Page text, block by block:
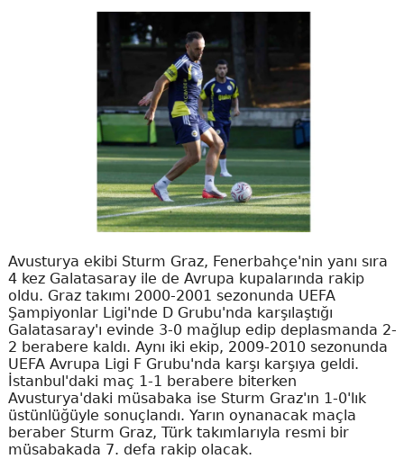
Avusturya ekibi Sturm Graz, Fenerbahçe'nin yanı sıra
4 kez Galatasaray ile de Avrupa kupalarında rakip
oldu. Graz takımı 2000-2001 sezonunda UEFA
Şampiyonlar Ligi'nde D Grubu'nda karşılaştığı
Galatasaray'ı evinde 3-0 mağlup edip deplasmanda 2-
2 berabere kaldı. Aynı iki ekip, 2009-2010 sezonunda
UEFA Avrupa Ligi F Grubu'nda karşı karşıya geldi.
İstanbul'daki maç 1-1 berabere biterken
Avusturya'daki müsabaka ise Sturm Graz'ın 1-0'lık
üstünlüğüyle sonuçlandı. Yarın oynanacak maçla
beraber Sturm Graz, Türk takımlarıyla resmi bir
müsabakada 7. defa rakip olacak.